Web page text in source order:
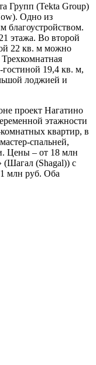
Групп (Tekta Group)
Одно из
благоустройством.
этажа. Во второй
22 кв. м можно
19,4 кв. м,
лоджией и
проект Нагатино
этажности
квартир, в
спальней,
Цены – от 18 млн
(Shagal)) с
млн руб. Оба